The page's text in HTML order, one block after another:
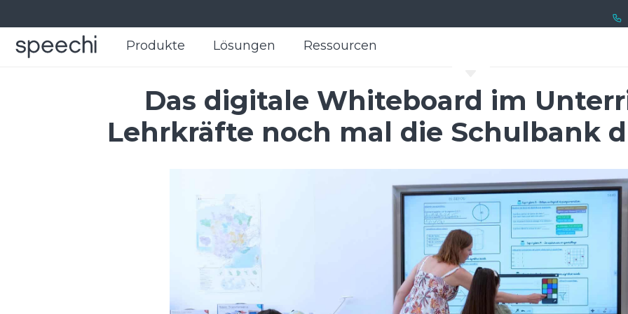
Produkte Lösungen Ressourcen
Produkte Lösungen Ressourcen
Das digitale Whiteboard im
Lehrkräfte noch mal die Schulbank